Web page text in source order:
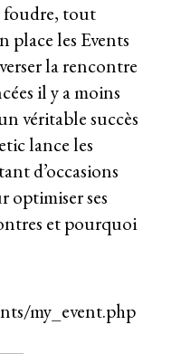
foudre, tout
place les Events
la rencontre
il y a moins
véritable succès
lance les
d’occasions
optimiser ses
et pourquoi
my_event.php